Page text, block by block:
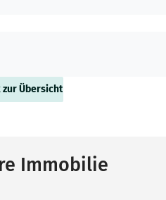
zur Übersicht
Immobilie